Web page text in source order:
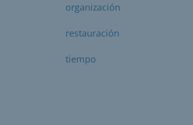
organización
restauración
tiempo